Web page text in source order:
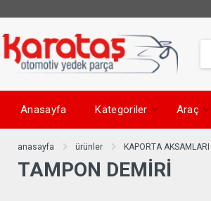
Anasayfa Kategoriler Araç
anasayfa ürünler KAPORTA AKSAMLARI
TAMPON DEMİRİ